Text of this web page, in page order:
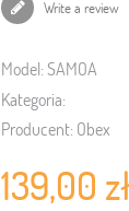
Write a review
Model:SAMOA
Kategoria:
Producent: Obex
139,00